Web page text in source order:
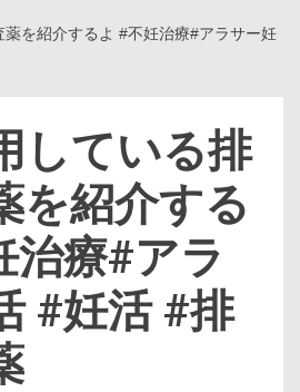
を紹介するよ #不妊治療#アラサー妊
している排
を紹介する
治療#アラ
#妊活 #排